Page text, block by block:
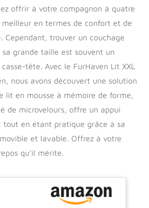
offrir à votre compagnon à quatre
en termes de confort et de
Cependant, trouver un couchage
sa grande taille est souvent un
tête. Avec le FurHaven Lit XXL
nous avons découvert une solution
lit en mousse à mémoire de forme,
de microvelours, offre un appui
tout en étant pratique grâce à sa
et lavable. Offrez à votre
qu’il mérite.